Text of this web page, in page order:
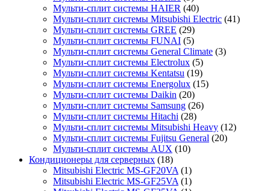
Мульти-сплит системы HAIER (40)
Мульти-сплит системы Mitsubishi Electric (41)
Мульти-сплит системы GREE (29)
Мульти-сплит системы FUNAI (5)
Мульти-сплит системы General Climate (3)
Мульти-сплит системы Electrolux (5)
Мульти-сплит системы Kentatsu (19)
Мульти-сплит системы Energolux (15)
Мульти-сплит системы Daikin (20)
Мульти-сплит системы Samsung (26)
Мульти-сплит системы Hitachi (28)
Мульти-сплит системы Mitsubishi Heavy (12)
Мульти-сплит системы Fujitsu General (20)
Мульти-сплит системы AUX (10)
Кондиционеры для серверных (18)
Mitsubishi Electric MS-GF20VA (1)
Mitsubishi Electric MS-GF25VA (1)